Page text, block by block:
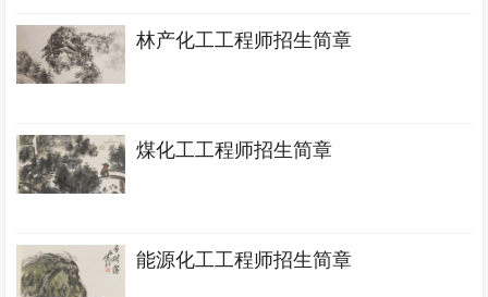
林产化工工程师招生简章
煤化工工程师招生简章
能源化工工程师招生简章